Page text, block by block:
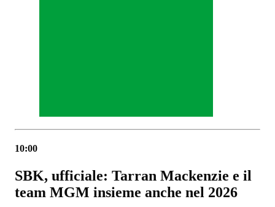
10:00
SBK, ufficiale: Tarran Mackenzie e il
team MGM insieme anche nel 2026